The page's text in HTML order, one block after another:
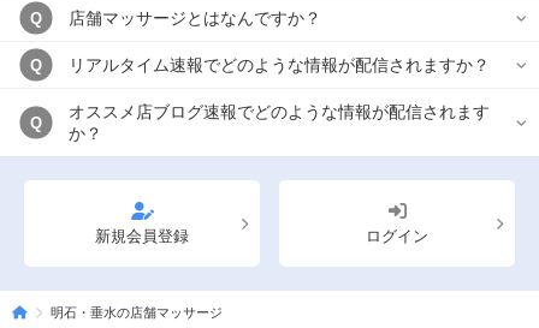
Q 店舗マッサージとはなんですか？
Q リアルタイム速報でどのような情報が配信されますか？
Q
オススメ店ブログ速報でどのような情報が配信されます
か？
新規会員登録 ログイン
明石・垂水の店舗マッサージ